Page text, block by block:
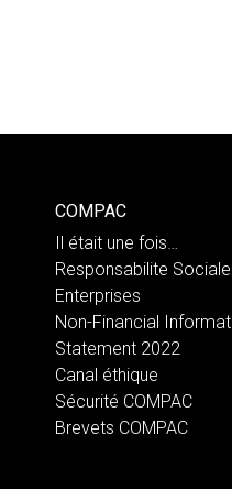
COMPAC
Il était une fois…
Responsabilite
Enterprises
Non-Financial
Statement 2022
Canal éthique
Sécurité COMPAC
Brevets COMPAC